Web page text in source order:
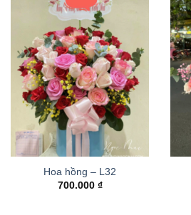
Hoa hồng – L32
700.000 ₫